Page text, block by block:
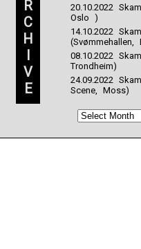
R
C
H
I
V
E
20.10.2022
Oslo )
14.10.2022
(Svømmehallen,
08.10.2022
Trondheim)
24.09.2022
Scene, Moss)